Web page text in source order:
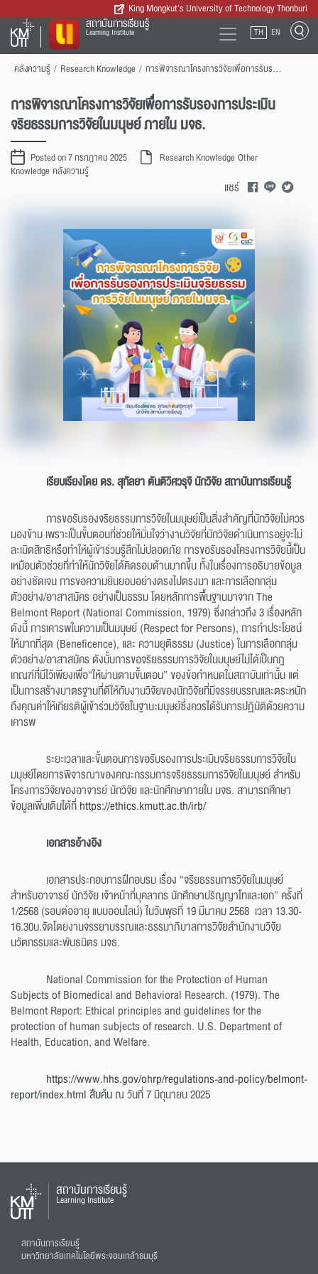
King Mongkut’s University of Technology Thonburi
สถาบันการเรียนรู้
Learning Institute TH EN
คลังความรู้ / Research Knowledge / การพิจารณาโครงการวิจัยเพื่อการรับรองการประเมินจริยธรรมการวิจัยในมนุษย์ ภายใน มจธ.
การพิจารณาโครงการวิจัยเพื่อการรับรองการประเมิน
จริยธรรมการวิจัยในมนุษย์ ภายใน มจธ.
Posted on 7 กรกฎาคม 2025 Research Knowledge Other
Knowledge คลังความรู้
แชร์
เรียบเรียงโดยดร. สุกัลยา ตันติวิศวรุจิ นักวิจัย สถาบันการเรียนรู้
การขอรับรองจริยธรรมการวิจัยในมนุษย์เป็นสิ่งสำคัญที่นักวิจัยไม่ควร
มองข้าม เพราะเป็นขั้นตอนที่ช่วยให้มั่นใจว่างานวิจัยที่นักวิจัยดำเนินการอยู่จะไม่
ละเมิดสิทธิหรือทำให้ผู้เข้าร่วมรู้สึกไม่ปลอดภัย การขอรับรองโครงการวิจัยนี้เป็น
เหมือนตัวช่วยที่ทำให้นักวิจัยได้คิดรอบด้านมากขึ้น ทั้งในเรื่องการอธิบายข้อมูล
อย่างชัดเจน การขอความยินยอมอย่างตรงไปตรงมา และการเลือกกลุ่ม
ตัวอย่าง/อาสาสมัคร อย่างเป็นธรรม โดยหลักการพื้นฐานมาจาก The
Belmont Report (National Commission, 1979) ซึ่งกล่าวถึง 3 เรื่องหลัก
ดังนี้ การเคารพในความเป็นมนุษย์ (Respect for Persons), การทำประโยชน์
ให้มากที่สุด (Beneficence), และ ความยุติธรรม (Justice) ในการเลือกกลุ่ม
ตัวอย่าง/อาสาสมัคร ดังนั้นการขอจริยธรรมการวิจัยในมนุษย์ไม่ได้เป็นกฎ
เกณฑ์ที่มีไว้เพียงเพื่อ“ให้ผ่านตามขั้นตอน” ของข้อกำหนดในสถาบันเท่านั้น แต่
เป็นการสร้างมาตรฐานที่ดีให้กับงานวิจัยของนักวิจัยที่มีจรรยบรรณและตระหนัก
ถึงคุณค่าให้เกียรติผู้เข้าร่วมวิจัยในฐานะมนุษย์ซึ่งควรได้รับการปฏิบัติด้วยความ
เคารพ
ระยะเวลาและขั้นตอนการขอรับรองการประเมินจริยธรรมการวิจัยใน
มนุษย์โดยการพิจารณาของคณะกรรมการจริยธรรมการวิจัยในมนุษย์ สำหรับ
โครงการวิจัยของอาจารย์ นักวิจัย และนักศึกษาภายใน มจธ. สามารถศึกษา
ข้อมูลเพิ่มเติมได้ที่https://ethics.kmutt.ac.th/irb/
เอกสารอ้างอิง
เอกสารประกอบการฝึกอบรม เรื่อง “จริยธรรมการวิจัยในมนุษย์
สำหรับอาจารย์ นักวิจัย เจ้าหน้าที่บุคลากร นักศึกษาปริญญาโทและเอก” ครั้งที่
1/2568 (รอบต่ออายุ แบบออนไลน์) ในวันพุธที่ 19 มีนาคม 2568 เวลา 13.30-
16.30น.จัดโดยงานจรรยาบรรณและธรรมาภิบาลการวิจัยสำนักงานวิจัย
นวัตกรรมและพันธมิตร มจธ.
National Commission for the Protection of Human
Subjects of Biomedical and Behavioral Research. (1979). The
Belmont Report: Ethical principles and guidelines for the
protection of human subjects of research. U.S. Department of
Health, Education, and Welfare.
https://www.hhs.gov/ohrp/regulations-and-policy/belmont-
report/index.html สืบค้นณ วันที่ 7 มิถุนายน 2025
สถาบันการเรียนรู้
Learning Institute
สถาบันการเรียนรู้
มหาวิทยาลัยเทคโนโลยีพระจอมเกล้าธนบุรี